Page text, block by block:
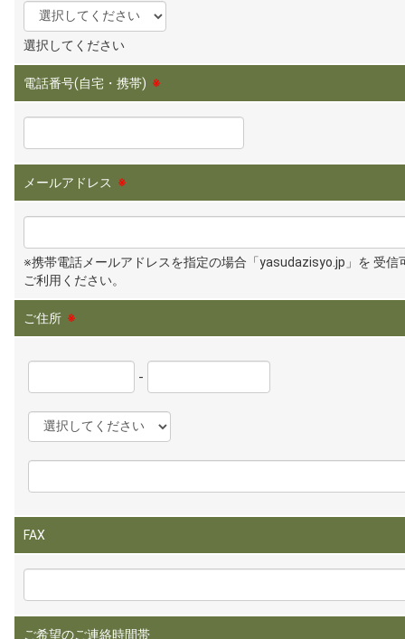
選択してください
電話番号(自宅・携帯) ※
メールアドレス ※
※携帯電話メールアドレスを指定の場合「yasudazisyo.jp」を 受信
ご利用ください。
ご住所 ※
-
FAX
ご希望のご連絡時間帯